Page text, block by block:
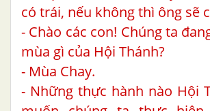
có trái, nếu không thì ông sẽ
- Chào các con! Chúng ta
mùa gì của Hội Thánh?
- Mùa Chay.
- Những thực hành nào Hội